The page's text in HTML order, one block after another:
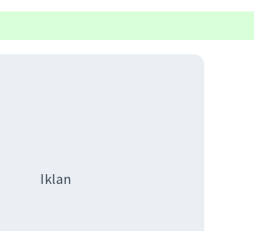
Iklan